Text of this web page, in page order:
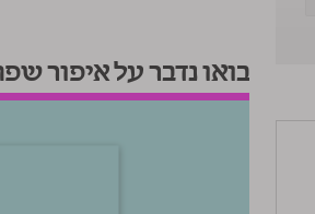
בואו נדבר על איפור